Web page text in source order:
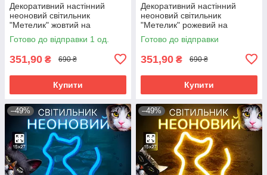
Декоративний настінний
неоновий світильник
"Метелик" жовтий на
батарейках/USB 15.4*22.6 см
Готово до відправки 1 од.
351,90 ₴ 690 ₴
Купити
Декоративний настінний
неоновий світильник
"Метелик" рожевий на
батарейках/USB 15.4*22.6 см
Готово до відправки
351,90 ₴ 690 ₴
Купити
–49% –49%